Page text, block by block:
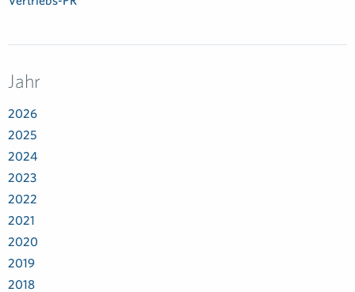
Jahr
2026
2025
2024
2023
2022
2021
2020
2019
2018